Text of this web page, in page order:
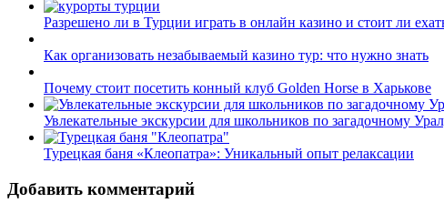
Разрешено ли в Турции играть в онлайн казино и стоит ли
Как организовать незабываемый казино тур: что нужно знать
Почему стоит посетить конный клуб Golden Horse в Харькове
Увлекательные экскурсии для школьников по загадочному
Турецкая баня «Клеопатра»: Уникальный опыт релаксации
Добавить комментарий